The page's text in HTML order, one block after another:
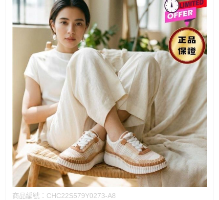
商品編號： CHC22S579Y0273-A8